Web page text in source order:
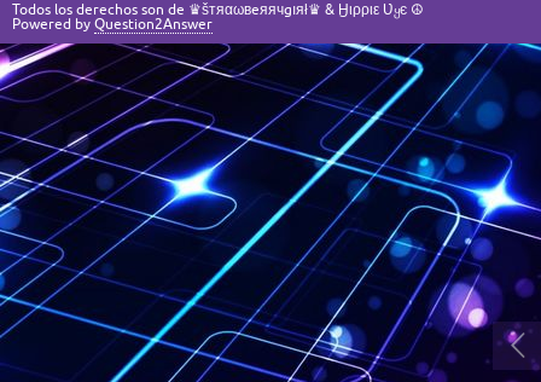
Todos los derechos son de ♛šтяαωвeяячgıяł♛ & Ӈιρριε Ʋყє ☮
Powered by Question2Answer